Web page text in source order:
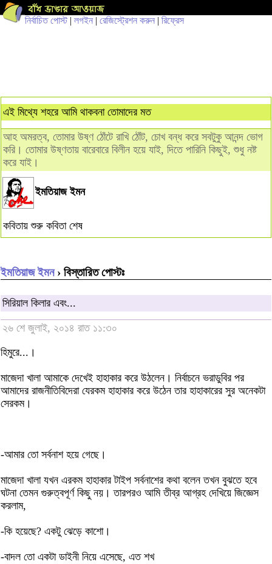
নির্বাচিত পোস্ট| লগইন | রেজিস্ট্রেশন করুন | রিফ্রেস
এই মিথ্যে শহরে আমি থাকবনা তোমাদের মত
আহ অমরত্ব, তোমার উষ্ণ ঠোঁটে রাখি ঠোঁট, চোখ বন্ধ করে সবটুকু আনন্দ ভোগ
করি। তোমার উষ্ণতায় বারেবারে বিলীন হয়ে যাই, দিতে পারিনি কিছুই, শুধু নষ্ট
করে যাই।
ইমতিয়াজ ইমন
কবিতায় শুরু কবিতা শেষ
ইমতিয়াজ ইমন› বিস্তারিত পোস্টঃ
সিরিয়াল কিলার এবং...
২৬ শে জুলাই, ২০১৪ রাত ১১:৩০
হিমুরে...।
মাজেদা খালা আমাকে দেখেই হাহাকার করে উঠলেন। নির্বাচনে ভরাডুবির পর
আমাদের রাজনীতিবিদেরা যেরকম হাহাকার করে উঠেন তার হাহাকারের সুর অনেকটা
সেরকম।
-আমার তো সর্বনাশ হয়ে গেছে।
মাজেদা খালা যখন এরকম হাহাকার টাইপ সর্বনাশের কথা বলেন তখন বুঝতে হবে
ঘটনা তেমন গুরুত্বপূর্ণ কিছু নয়। তারপরও আমি তীব্র আগ্রহ দেখিয়ে জিজ্ঞেস
করলাম,
-কি হয়েছে? একটু ঝেড়ে কাশো।
-বাদল তো একটা ডাইনী নিয়ে এসেছে, এত শখ